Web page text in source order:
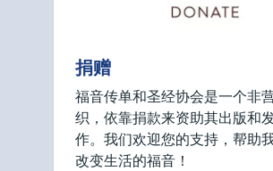
捐赠
福音传单和圣经协会是一个非
织，依靠捐款来资助其出版和
作。我们欢迎您的支持，帮助
改变生活的福音！